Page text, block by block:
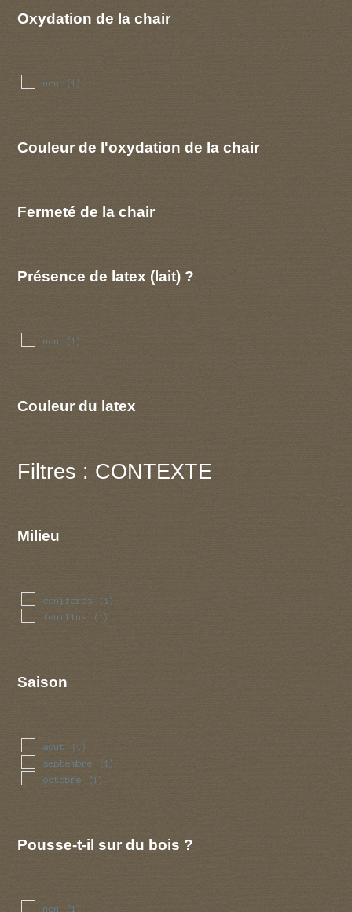
Oxydation de la chair
non (1)
Couleur de l'oxydation de la chair
Fermeté de la chair
Présence de latex (lait) ?
non (1)
Couleur du latex
Filtres : CONTEXTE
Milieu
coniferes (1)
feuillus (1)
Saison
aout (1)
septembre (1)
octobre (1)
Pousse-t-il sur du bois ?
non (1)